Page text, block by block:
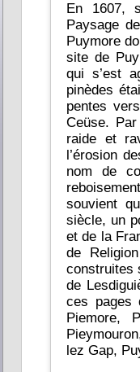
En 1607,
Paysage
Puymore
site de
qui s’est
pinèdes
pentes
Ceüse.
raide et
l’érosion
nom de
souvient
siècle, un
et de la France ? Dans une période de guerres
de
construites
de
ces pages
Piemore,
lez Gap,